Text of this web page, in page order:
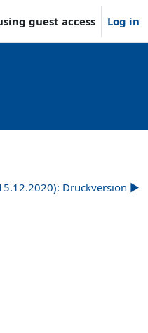
guest access Log in
Druckversion ▶︎